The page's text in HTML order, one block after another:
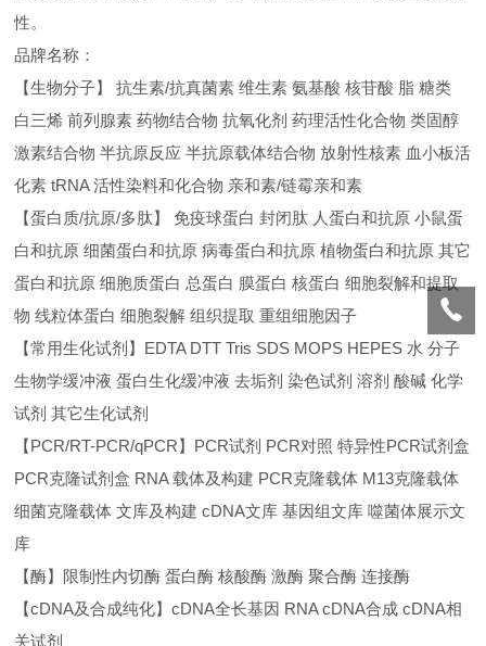
性。
品牌名称：
【生物分子】 抗生素/抗真菌素 维生素 氨基酸 核苷酸 脂 糖类
白三烯 前列腺素 药物结合物 抗氧化剂 药理活性化合物 类固醇
激素结合物 半抗原反应 半抗原载体结合物 放射性核素 血小板活
化素 tRNA 活性染料和化合物 亲和素/链霉亲和素
【蛋白质/抗原/多肽】 免疫球蛋白 封闭肽 人蛋白和抗原 小鼠蛋
白和抗原 细菌蛋白和抗原 病毒蛋白和抗原 植物蛋白和抗原 其它
蛋白和抗原 细胞质蛋白 总蛋白 膜蛋白 核蛋白 细胞裂解和提取
物 线粒体蛋白 细胞裂解 组织提取 重组细胞因子
【常用生化试剂】EDTA DTT Tris SDS MOPS HEPES 水 分子
生物学缓冲液 蛋白生化缓冲液 去垢剂 染色试剂 溶剂 酸碱 化学
试剂 其它生化试剂
【PCR/RT-PCR/qPCR】PCR试剂 PCR对照 特异性PCR试剂盒
PCR克隆试剂盒 RNA 载体及构建 PCR克隆载体 M13克隆载体
细菌克隆载体 文库及构建 cDNA文库 基因组文库 噬菌体展示文
库
【酶】限制性内切酶 蛋白酶 核酸酶 激酶 聚合酶 连接酶
【cDNA及合成纯化】cDNA全长基因 RNA cDNA合成 cDNA相
关试剂